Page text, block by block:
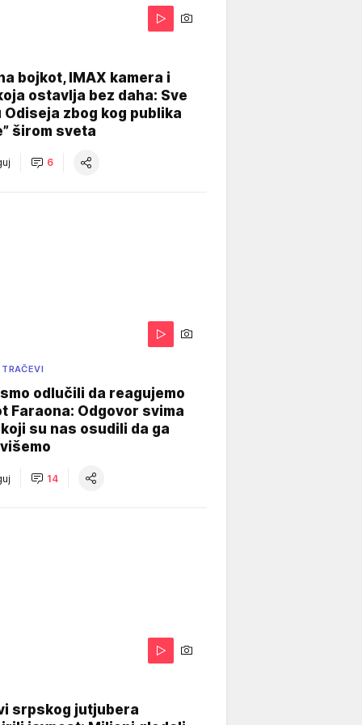
bojkot, IMAX kamera i
ostavlja bez daha: Sve
Odiseja zbog kog publika
širom sveta
6
odlučili da reagujemo
Faraona: Odgovor svima
su nas osudili da ga
14
srpskog jutjubera